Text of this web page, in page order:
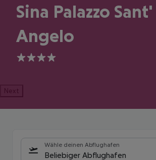
Sina Palazzo Sant'
Angelo
4
Next
Wähle deinen Abflughafen
Beliebiger Abflughafen